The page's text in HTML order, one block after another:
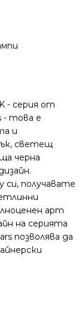
- серия от
- това е
и
светещ
черна
си, получавате
арт
на серията
позволява да